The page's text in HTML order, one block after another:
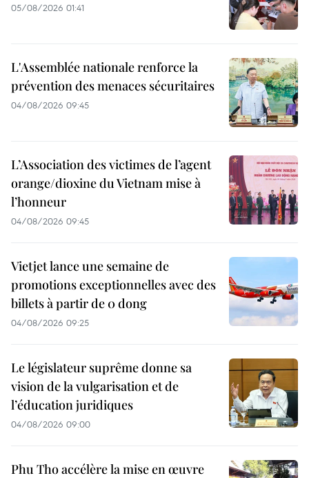
05/08/2026 01:41
L'Assemblée nationale renforce la
prévention des menaces sécuritaires
04/08/2026 09:45
L’Association des victimes de l’agent
orange/dioxine du Vietnam mise à
l’honneur
04/08/2026 09:45
Vietjet lance une semaine de
promotions exceptionnelles avec des
billets à partir de 0 dong
04/08/2026 09:25
Le législateur suprême donne sa
vision de la vulgarisation et de
l’éducation juridiques
04/08/2026 09:00
Phu Tho accélère la mise en œuvre